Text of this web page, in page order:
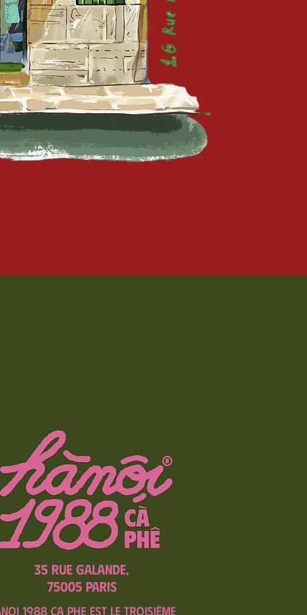
35 Rue Galande,
75005 Paris
1988 ca phe est le troisième